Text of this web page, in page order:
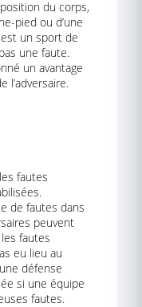
du corps,
pied ou d’une
un sport de
une faute.
un avantage
l’adversaire.
fautes
de fautes dans
peuvent
fautes
eu lieu au
défense
si une équipe
fautes.